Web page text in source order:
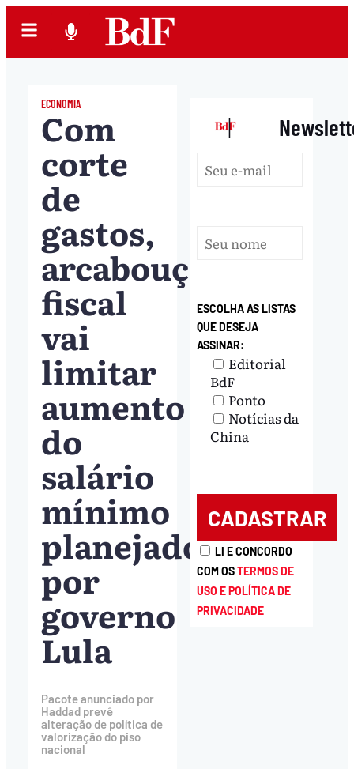
ECONOMIA
Com
corte
de
gastos,
arcabouço
fiscal
vai
limitar
aumento
do
salário
mínimo
planejado
por
governo
Lula
Pacote anunciado por
Haddad prevê
alteração de política de
valorização do piso
nacional
|
ESCOLHA AS LISTAS
QUE DESEJA
ASSINAR:
Editorial
BdF
Ponto
Notícias da
China
LI E CONCORDO
COM OSTERMOS DE
USO E POLÍTICA DE
PRIVACIDADE